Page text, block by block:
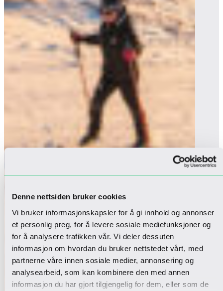
Denne nettsiden bruker cookies
Vi bruker informasjonskapsler for å gi innhold og annonser
et personlig preg, for å levere sosiale mediefunksjoner og
for å analysere trafikken vår. Vi deler dessuten
informasjon om hvordan du bruker nettstedet vårt, med
partnerne våre innen sosiale medier, annonsering og
analysearbeid, som kan kombinere den med annen
informasjon du har gjort tilgjengelig for dem, eller som de